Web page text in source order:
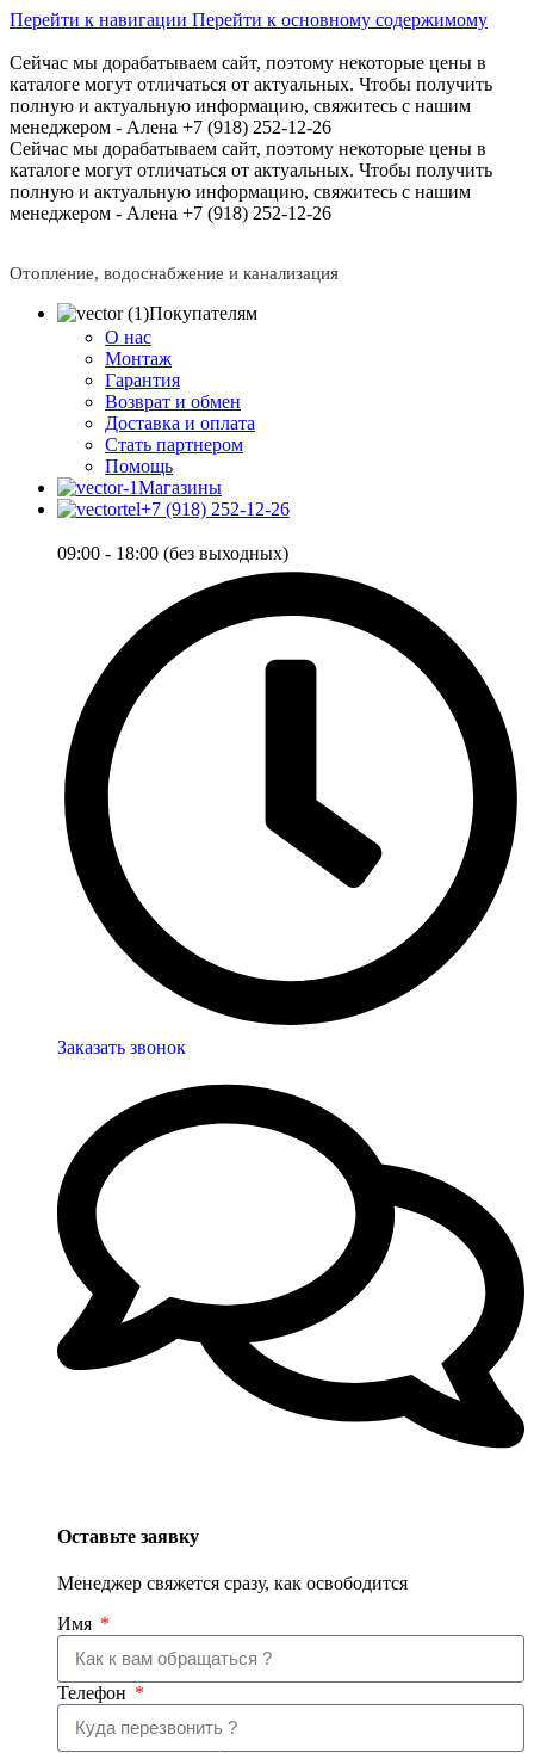
Перейти к навигации Перейти к основному содержимому
Сейчас мы дорабатываем сайт, поэтому некоторые цены в
каталоге могут отличаться от актуальных. Чтобы получить
полную и актуальную информацию, свяжитесь с нашим
менеджером - Алена +7 (918) 252-12-26
Сейчас мы дорабатываем сайт, поэтому некоторые цены в
каталоге могут отличаться от актуальных. Чтобы получить
полную и актуальную информацию, свяжитесь с нашим
менеджером - Алена +7 (918) 252-12-26
Отопление, водоснабжение и канализация
Покупателям
О нас
Монтаж
Гарантия
Возврат и обмен
Доставка и оплата
Стать партнером
Помощь
Магазины
+7 (918) 252-12-26
09:00 - 18:00 (без выходных)
Заказать звонок
Оставьте заявку
Менеджер свяжется сразу, как освободится
Имя
Телефон